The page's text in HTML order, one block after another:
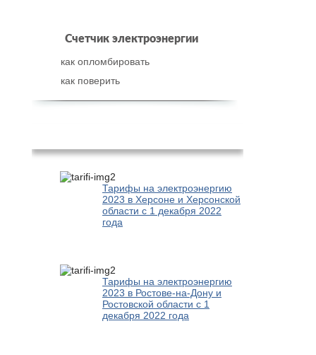
Счетчик электроэнергии
как опломбировать
как поверить
Тарифы на электроэнергию
2023 в Херсоне и Херсонской
области с 1 декабря 2022
года
Тарифы на электроэнергию
2023 в Ростове-на-Дону и
Ростовской области с 1
декабря 2022 года